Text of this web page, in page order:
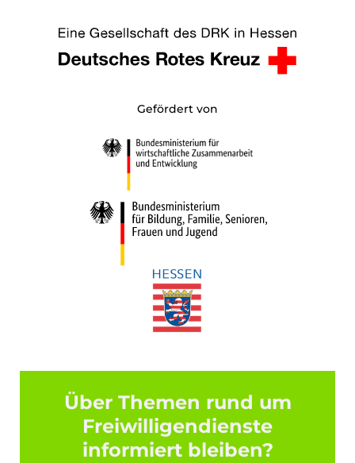
Gefördert von
Über Themen rund um
Freiwilligendienste
informiert bleiben?